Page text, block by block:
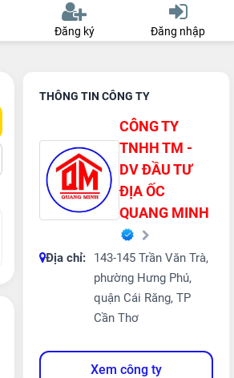
Đăng ký Đăng nhập
THÔNG TIN CÔNG TY
CÔNG TY
TNHH TM -
DV ĐẦU TƯ
ĐỊA ỐC
QUANG MINH
Địa chỉ:
143-145 Trần Văn Trà,
phường Hưng Phú,
quận Cái Răng, TP
Cần Thơ
Xem công ty